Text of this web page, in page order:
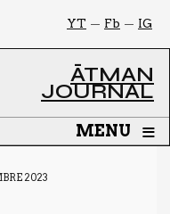
IG
Fb
YT
ĀTMAN
JOURNAL
MENU ≡
2023